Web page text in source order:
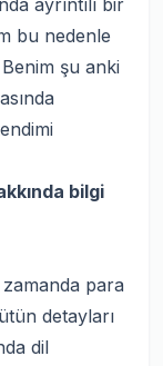
ayrıntılı bir
bu nedenle
şu anki
bilgi
para
detayları
dil